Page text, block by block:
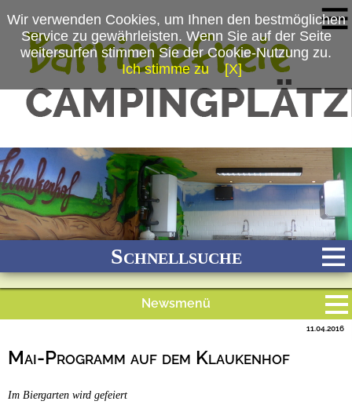
Schnellsuche
Stadtnah
Newsmenü
Campingplätze
Camping & Caravan
Mai-Programm auf dem Klaukenhof
11.04.2016
Im Biergarten wird gefeiert
Wir verwenden Cookies, um Ihnen den bestmöglichen
Service zu gewährleisten. Wenn Sie auf der Seite
weitersurfen stimmen Sie der Cookie-Nutzung zu.
Ich stimme zu
[X]